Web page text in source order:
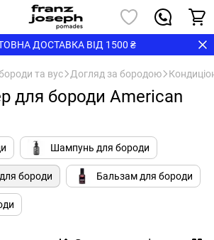
ДОСТАВКА ВІД 1500 ₴
та вус Догляд за бородою
для бороди American
Шампунь для бороди
бороди Бальзам для бороди